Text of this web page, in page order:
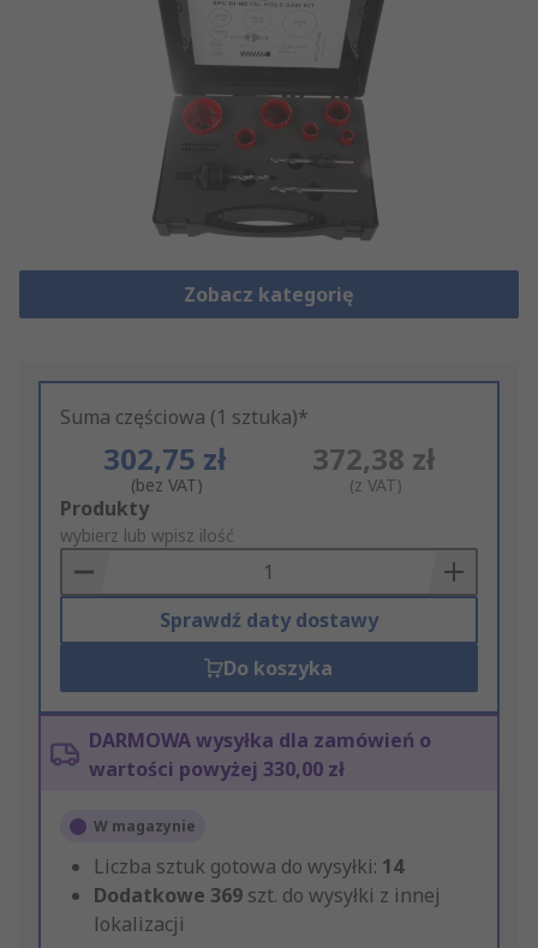
Zobacz kategorię
Suma częściowa (1 sztuka)*
302,75 zł
(bez VAT)
372,38 zł
(z VAT)
Add
to
Basket
Produkty
wybierz lub wpisz ilość
Sprawdź daty dostawy
Do koszyka
DARMOWA wysyłka dla zamówień o
wartości powyżej 330,00 zł
W magazynie
Liczba sztuk gotowa do wysyłki: 14
Dodatkowe 369 szt. do wysyłki z innej
lokalizacji